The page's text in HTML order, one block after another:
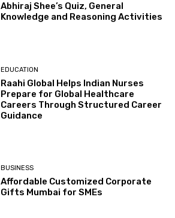
Abhiraj Shee’s Quiz, General
Knowledge and Reasoning Activities
EDUCATION
Raahi Global Helps Indian Nurses
Prepare for Global Healthcare
Careers Through Structured Career
Guidance
BUSINESS
Affordable Customized Corporate
Gifts Mumbai for SMEs